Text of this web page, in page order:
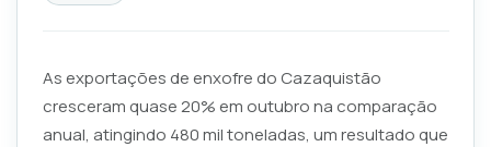
As exportações de enxofre do Cazaquistão
cresceram quase 20% em outubro na comparação
anual, atingindo 480 mil toneladas, um resultado que